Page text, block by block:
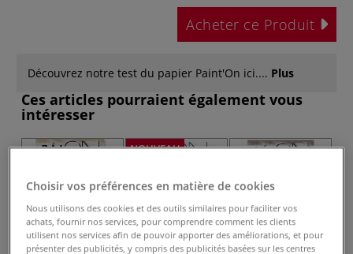
Acheter ce Produit
Découvrez notre test du papier Paint'On ici.... Plus
Ces articles pourraient également vous
intéresser
NOUVEAU
Choisir vos préférences en matière de cookies
Nous utilisons des cookies et des outils similaires pour faciliter vos
achats, fournir nos services, pour comprendre comment les clients
utilisent nos services afin de pouvoir apporter des améliorations, et pour
présenter des publicités, y compris des publicités basées sur les centres